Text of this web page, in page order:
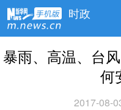
时政
暴雨、高温、台
何
2017-08-